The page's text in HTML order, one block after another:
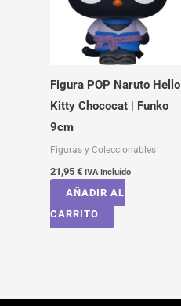
Figura POP Naruto Hello
Kitty Chococat | Funko
9cm
Figuras y Coleccionables
21,95 € IVA Incluído
AÑADIR AL
CARRITO